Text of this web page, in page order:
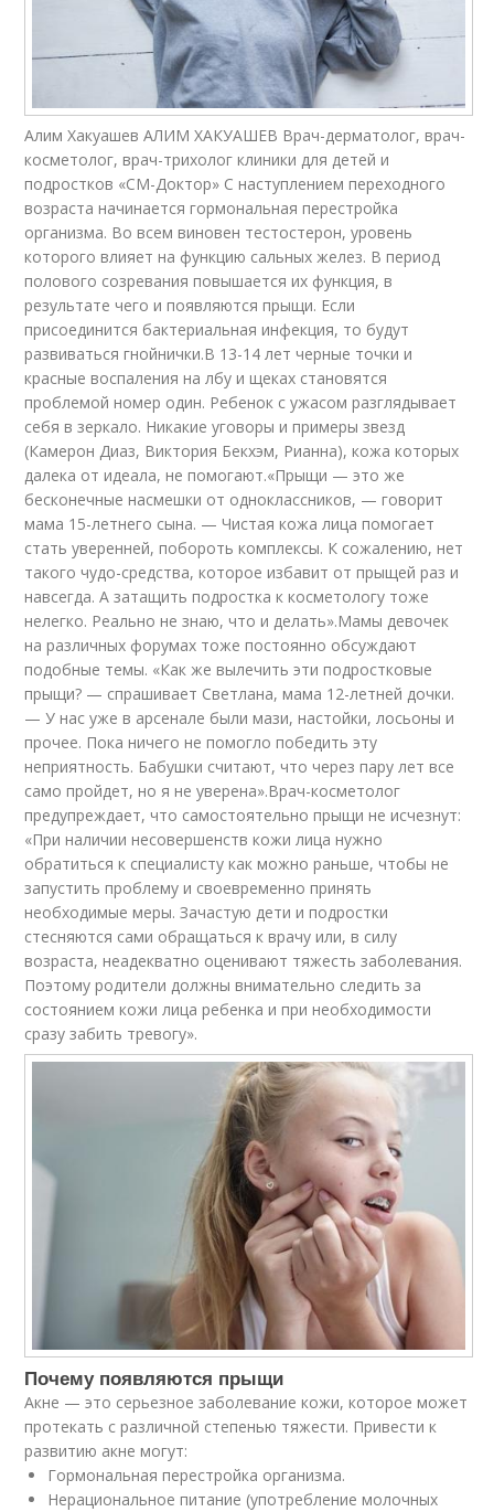
Алим Хакуашев АЛИМ ХАКУАШЕВ Врач-дерматолог, врач-
косметолог, врач-трихолог клиники для детей и
подростков «СМ-Доктор» С наступлением переходного
возраста начинается гормональная перестройка
организма. Во всем виновен тестостерон, уровень
которого влияет на функцию сальных желез. В период
полового созревания повышается их функция, в
результате чего и появляются прыщи. Если
присоединится бактериальная инфекция, то будут
развиваться гнойнички.В 13-14 лет черные точки и
красные воспаления на лбу и щеках становятся
проблемой номер один. Ребенок с ужасом разглядывает
себя в зеркало. Никакие уговоры и примеры звезд
(Камерон Диаз, Виктория Бекхэм, Рианна), кожа которых
далека от идеала, не помогают.«Прыщи — это же
бесконечные насмешки от одноклассников, — говорит
мама 15-летнего сына. — Чистая кожа лица помогает
стать уверенней, побороть комплексы. К сожалению, нет
такого чудо-средства, которое избавит от прыщей раз и
навсегда. А затащить подростка к косметологу тоже
нелегко. Реально не знаю, что и делать».Мамы девочек
на различных форумах тоже постоянно обсуждают
подобные темы. «Как же вылечить эти подростковые
прыщи? — спрашивает Светлана, мама 12-летней дочки.
— У нас уже в арсенале были мази, настойки, лосьоны и
прочее. Пока ничего не помогло победить эту
неприятность. Бабушки считают, что через пару лет все
само пройдет, но я не уверена».Врач-косметолог
предупреждает, что самостоятельно прыщи не исчезнут:
«При наличии несовершенств кожи лица нужно
обратиться к специалисту как можно раньше, чтобы не
запустить проблему и своевременно принять
необходимые меры. Зачастую дети и подростки
стесняются сами обращаться к врачу или, в силу
возраста, неадекватно оценивают тяжесть заболевания.
Поэтому родители должны внимательно следить за
состоянием кожи лица ребенка и при необходимости
сразу забить тревогу».
Почему появляются прыщи
Акне — это серьезное заболевание кожи, которое может
протекать с различной степенью тяжести. Привести к
развитию акне могут:
Гормональная перестройка организма.
Нерациональное питание (употребление молочных